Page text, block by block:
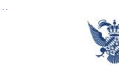
Ga naar de inhoud
Ga naar het zoeken
Ga naar het menu